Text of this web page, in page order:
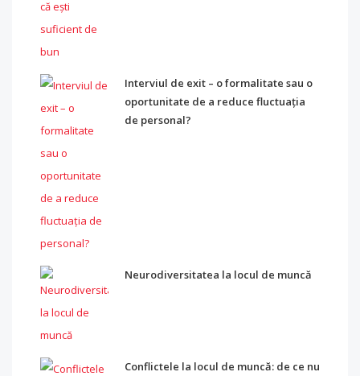
Interviul de exit – o formalitate sau o
oportunitate de a reduce fluctuația
de personal?
Neurodiversitatea la locul de muncă
Conflictele la locul de muncă: de ce nu